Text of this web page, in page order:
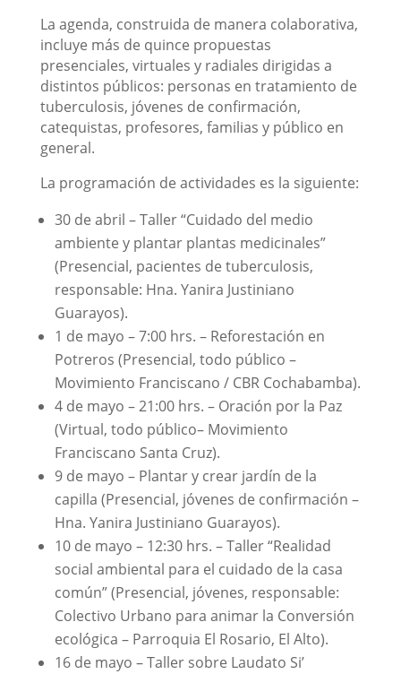
La agenda, construida de manera colaborativa,
incluye más de quince propuestas
presenciales, virtuales y radiales dirigidas a
distintos públicos: personas en tratamiento de
tuberculosis, jóvenes de confirmación,
catequistas, profesores, familias y público en
general.
La programación de actividades es la siguiente:
30 de abril – Taller “Cuidado del medio
ambiente y plantar plantas medicinales”
(Presencial, pacientes de tuberculosis,
responsable: Hna. Yanira Justiniano
Guarayos).
1 de mayo – 7:00 hrs. – Reforestación en
Potreros (Presencial, todo público –
Movimiento Franciscano / CBR Cochabamba).
4 de mayo – 21:00 hrs. – Oración por la Paz
(Virtual, todo público– Movimiento
Franciscano Santa Cruz).
9 de mayo – Plantar y crear jardín de la
capilla (Presencial, jóvenes de confirmación –
Hna. Yanira Justiniano Guarayos).
10 de mayo – 12:30 hrs. – Taller “Realidad
social ambiental para el cuidado de la casa
común” (Presencial, jóvenes, responsable:
Colectivo Urbano para animar la Conversión
ecológica – Parroquia El Rosario, El Alto).
16 de mayo – Taller sobre Laudato Si’